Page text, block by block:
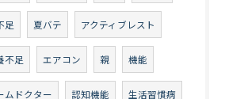
足 夏バテ アクティブレスト
不足 エアコン 親 機能
ムドクター 認知機能 生活習慣病